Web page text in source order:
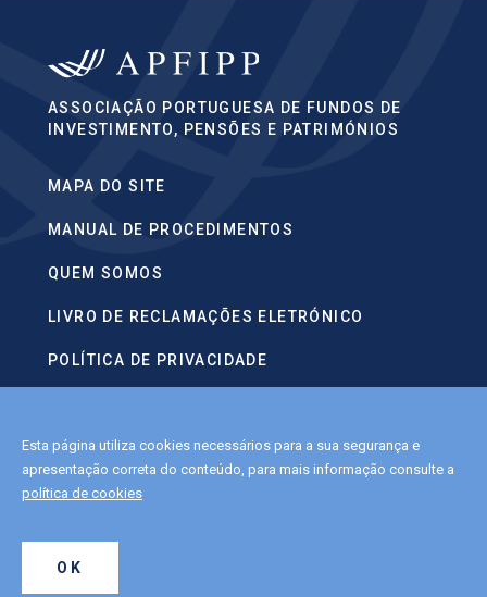
Esta página utiliza cookies necessários para a sua segurança e
apresentação correta do conteúdo, para mais informação consulte a
política de cookies
OK
ASSOCIAÇÃO PORTUGUESA DE FUNDOS DE
INVESTIMENTO, PENSÕES E PATRIMÓNIOS
MAPA DO SITE
MANUAL DE PROCEDIMENTOS
QUEM SOMOS
LIVRO DE RECLAMAÇÕES ELETRÓNICO
POLÍTICA DE PRIVACIDADE
POLÍTICA DE COOKIES